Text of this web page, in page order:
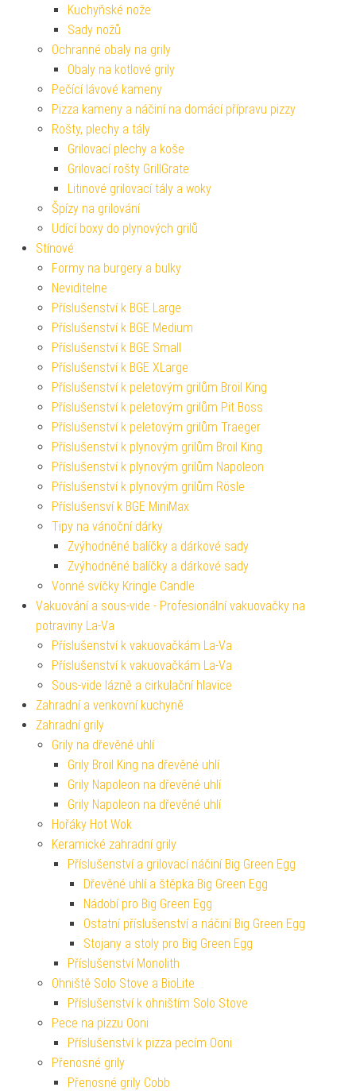
Kuchyňské nože
Sady nožů
Ochranné obaly na grily
Obaly na kotlové grily
Pečící lávové kameny
Pizza kameny a náčiní na domácí přípravu pizzy
Rošty, plechy a tály
Grilovací plechy a koše
Grilovací rošty GrillGrate
Litinové grilovací tály a woky
Špízy na grilování
Udící boxy do plynových grilů
Stínové
Formy na burgery a bulky
Neviditelne
Příslušenství k BGE Large
Příslušenství k BGE Medium
Příslušenství k BGE Small
Příslušenství k BGE XLarge
Příslušenství k peletovým grilům Broil King
Příslušenství k peletovým grilům Pit Boss
Příslušenství k peletovým grilům Traeger
Příslušenství k plynovým grilům Broil King
Příslušenství k plynovým grilům Napoleon
Příslušenství k plynovým grilům Rösle
Příslušensví k BGE MiniMax
Tipy na vánoční dárky
Zvýhodněné balíčky a dárkové sady
Zvýhodněné balíčky a dárkové sady
Vonné svíčky Kringle Candle
Vakuování a sous-vide - Profesionální vakuovačky na
potraviny La-Va
Příslušenství k vakuovačkám La-Va
Příslušenství k vakuovačkám La-Va
Sous-vide lázně a cirkulační hlavice
Zahradní a venkovní kuchyně
Zahradní grily
Grily na dřevěné uhlí
Grily Broil King na dřevěné uhlí
Grily Napoleon na dřevěné uhlí
Grily Napoleon na dřevěné uhlí
Hořáky Hot Wok
Keramické zahradní grily
Příslušenství a grilovací náčiní Big Green Egg
Dřevěné uhlí a štěpka Big Green Egg
Nádobí pro Big Green Egg
Ostatní příslušenství a náčiní Big Green Egg
Stojany a stoly pro Big Green Egg
Příslušenství Monolith
Ohniště Solo Stove a BioLite
Příslušenství k ohništím Solo Stove
Pece na pizzu Ooni
Příslušenství k pizza pecím Ooni
Přenosné grily
Přenosné grily Cobb